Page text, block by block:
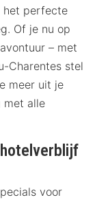
het perfecte
Of je nu op
– met
Charentes stel
meer uit je
met alle
voor